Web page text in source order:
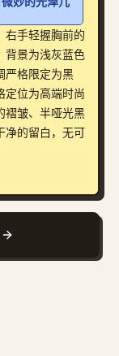
右手轻握胸前的
背景为浅灰蓝色
严格限定为黑
定位为高端时尚
褶皱、半哑光黑
净的留白，无可